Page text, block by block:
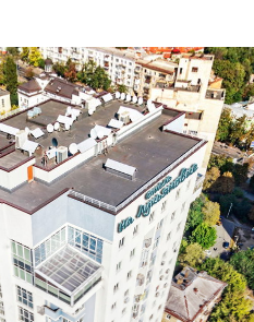
Для юридических
лиц
Забронировать
отель
Забронировать
гостиницу